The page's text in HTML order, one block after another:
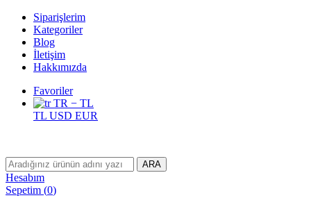
Siparişlerim
Kategoriler
Blog
İletişim
Hakkımızda
Favoriler
TR − TL
TL USD EUR
ARA
Hesabım
Sepetim (0)